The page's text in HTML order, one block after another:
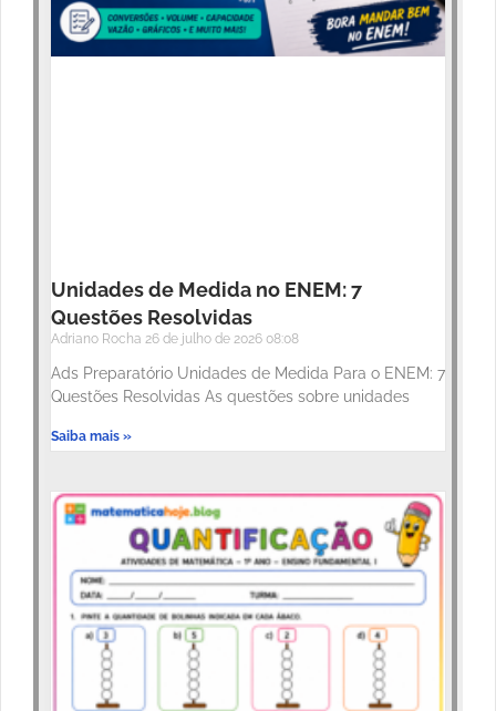
Unidades de Medida no ENEM: 7
Questões Resolvidas
Adriano Rocha 26 de julho de 2026 08:08
Ads Preparatório Unidades de Medida Para o ENEM: 7
Questões Resolvidas As questões sobre unidades
Saiba mais »